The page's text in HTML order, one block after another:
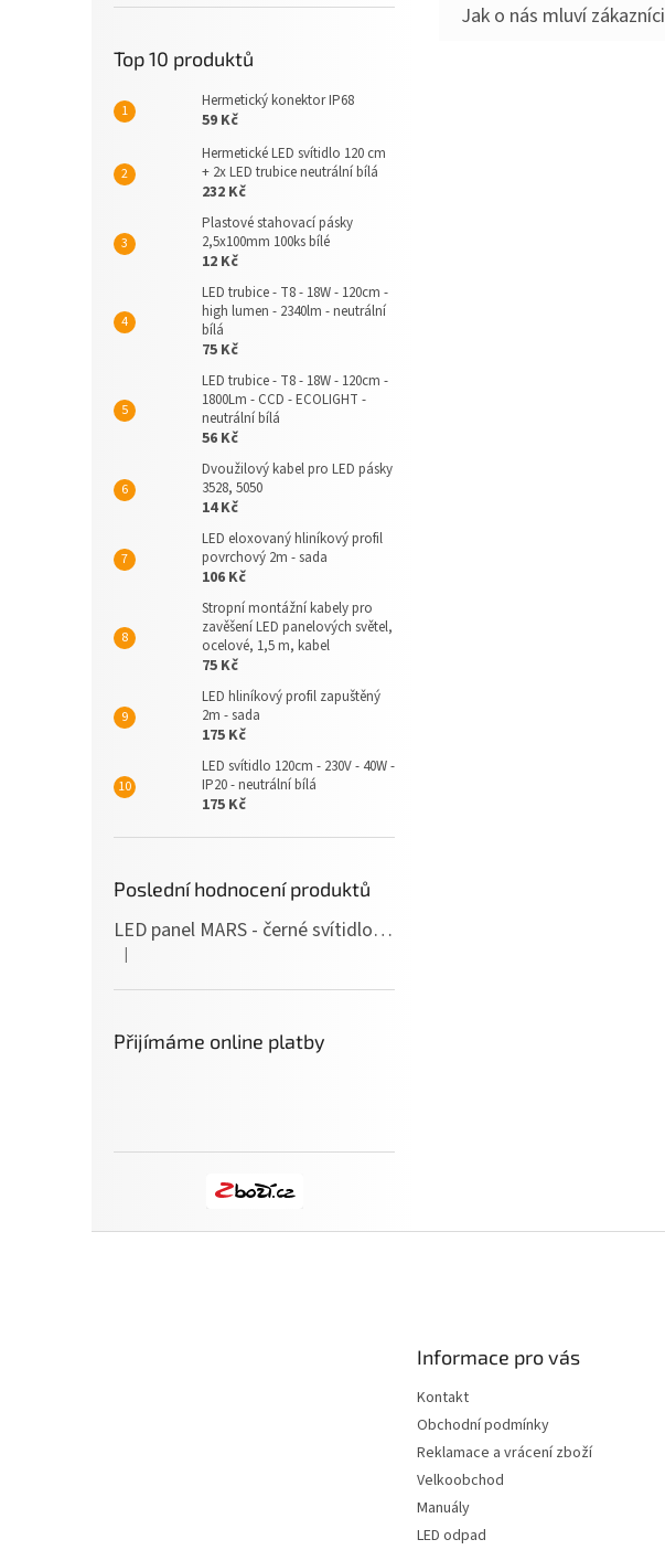
Top 10 produktů
Hermetický konektor IP68
59 Kč
Hermetické LED svítidlo 120 cm
+ 2x LED trubice neutrální bílá
232 Kč
Plastové stahovací pásky
2,5x100mm 100ks bílé
12 Kč
LED trubice - T8 - 18W - 120cm -
high lumen - 2340lm - neutrální
bílá
75 Kč
LED trubice - T8 - 18W - 120cm -
1800Lm - CCD - ECOLIGHT -
neutrální bílá
56 Kč
Dvoužilový kabel pro LED pásky
3528, 5050
14 Kč
LED eloxovaný hliníkový profil
povrchový 2m - sada
106 Kč
Stropní montážní kabely pro
zavěšení LED panelových světel,
ocelové, 1,5 m, kabel
75 Kč
LED hliníkový profil zapuštěný
2m - sada
175 Kč
LED svítidlo 120cm - 230V - 40W -
IP20 - neutrální bílá
175 Kč
Poslední hodnocení produktů
LED panel MARS - černé svítidlo SLIM - 120cm - 36W - 230V - 3600Lm - neutrální bílá
Hodnocení produktu je 5 z 5 hvězdiček.
|
Přijímáme online platby
Informace pro vás
Kontakt
Obchodní podmínky
Reklamace a vrácení zboží
Velkoobchod
Manuály
LED odpad